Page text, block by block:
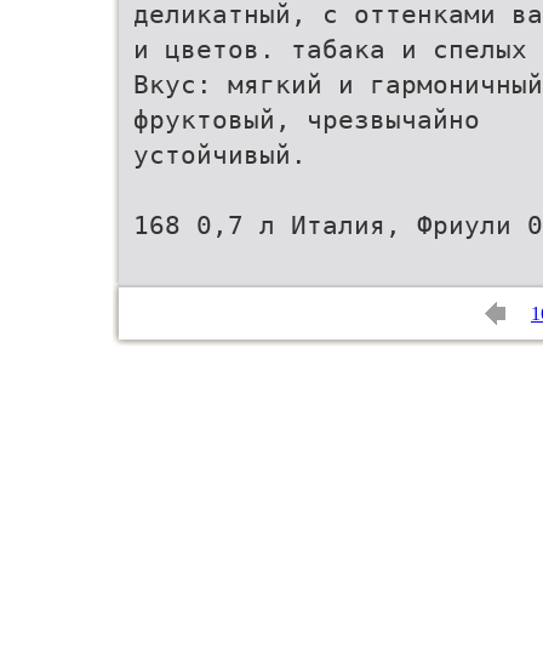
деликатный, с оттенками
и цветов. табака и спелых
Вкус: мягкий и
фруктовый, чрезвычайно
устойчивый.
168 0,7 л Италия, Фриули